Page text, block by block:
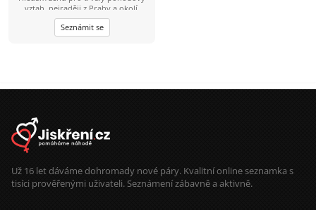
dne.
vztah, nejraději z Prahy a okolí.
Seznámit se
Už 16 let dáváme dohromady nové páry. Kvalitní online seznamka s
tisíci prověřenými uživateli. Seznámení zábavně a aktivně.